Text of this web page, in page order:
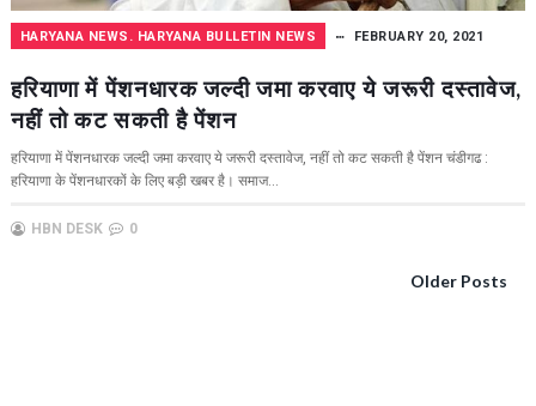
HARYANA NEWS. HARYANA BULLETIN NEWS FEBRUARY 20, 2021
हरियाणा में पेंशनधारक जल्दी जमा करवाए ये जरूरी दस्‍तावेज,
नहीं तो कट सकती है पेंशन
हरियाणा में पेंशनधारक जल्दी जमा करवाए ये जरूरी दस्‍तावेज, नहीं तो कट सकती है पेंशन चंडीगढ :
हरियाणा के पेंशनधारकों के लिए बड़ी खबर है। समाज...
HBN DESK 0
Older Posts